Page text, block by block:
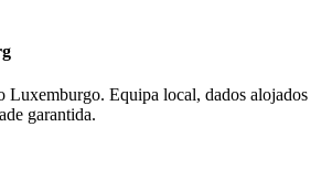
Luxemburgo. Equipa local, dados alojados
garantida.